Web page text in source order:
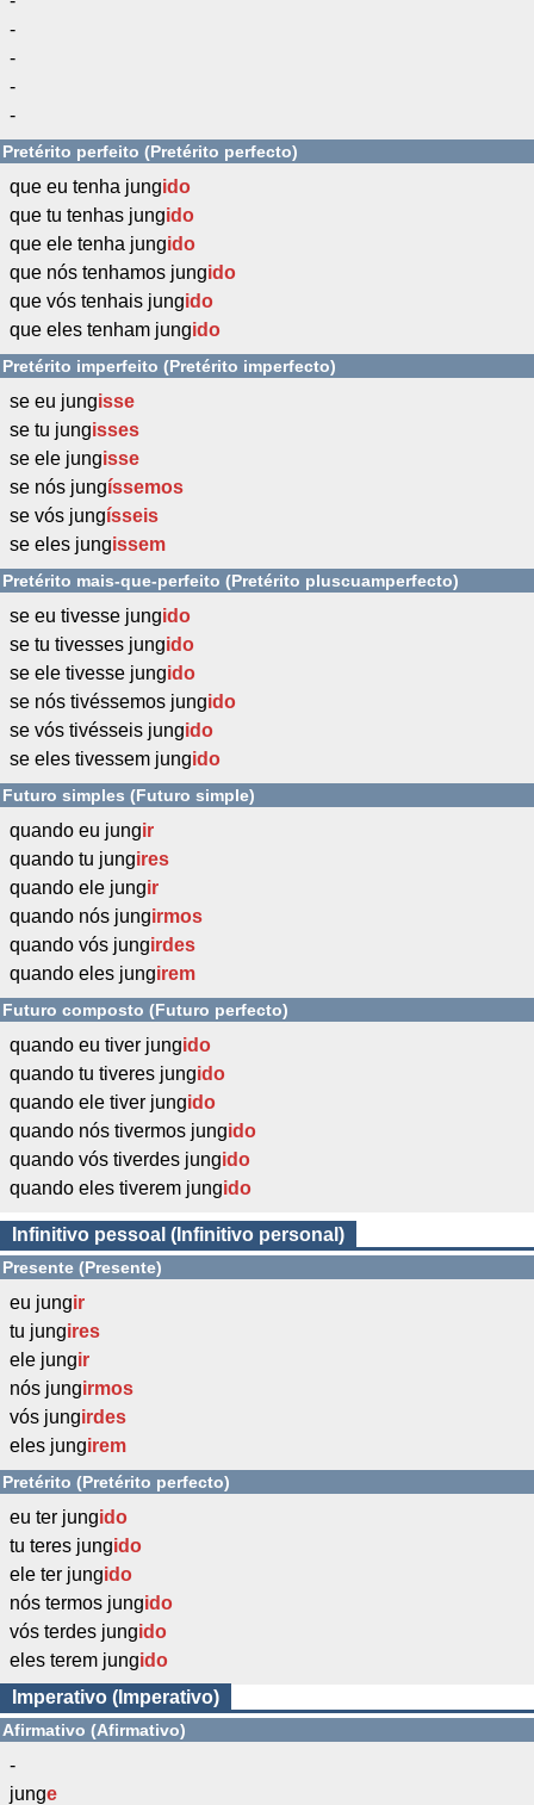
-
-
-
-
Pretérito perfeito (Pretérito perfecto)
que eu tenha jungido
que tu tenhas jungido
que ele tenha jungido
que nós tenhamos jungido
que vós tenhais jungido
que eles tenham jungido
Pretérito imperfeito (Pretérito imperfecto)
se eu jungisse
se tu jungisses
se ele jungisse
se nós jungíssemos
se vós jungísseis
se eles jungissem
Pretérito mais-que-perfeito (Pretérito pluscuamperfecto)
se eu tivesse jungido
se tu tivesses jungido
se ele tivesse jungido
se nós tivéssemos jungido
se vós tivésseis jungido
se eles tivessem jungido
Futuro simples (Futuro simple)
quando eu jungir
quando tu jungires
quando ele jungir
quando nós jungirmos
quando vós jungirdes
quando eles jungirem
Futuro composto (Futuro perfecto)
quando eu tiver jungido
quando tu tiveres jungido
quando ele tiver jungido
quando nós tivermos jungido
quando vós tiverdes jungido
quando eles tiverem jungido
Infinitivo pessoal (Infinitivo personal)
Presente (Presente)
eu jungir
tu jungires
ele jungir
nós jungirmos
vós jungirdes
eles jungirem
Pretérito (Pretérito perfecto)
eu ter jungido
tu teres jungido
ele ter jungido
nós termos jungido
vós terdes jungido
eles terem jungido
Imperativo (Imperativo)
Afirmativo (Afirmativo)
-
junge